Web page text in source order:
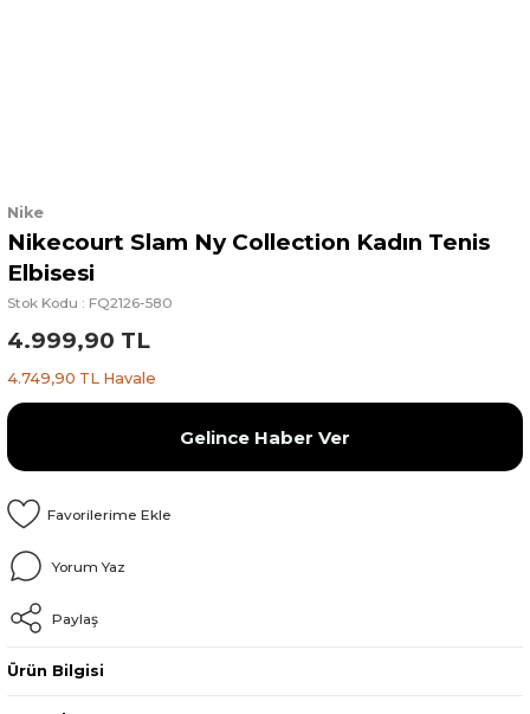
Nike
Nikecourt Slam Ny Collection Kadın Tenis
Elbisesi
Stok Kodu : FQ2126-580
4.999,90 TL
4.749,90 TL Havale
Gelince Haber Ver
Yorum Yaz
Paylaş
Ürün Bilgisi